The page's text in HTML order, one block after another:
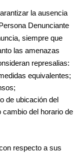
la ausencia
Denunciante
siempre que
las amenazas
represalias:
equivalentes;
de ubicación del
cambio del horario de
respecto a sus